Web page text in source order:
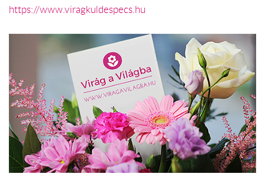
https://www.viragkuldespecs.hu